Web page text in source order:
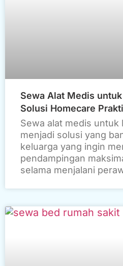
Sewa Alat Medis
Solusi Homecare
Sewa alat medis untuk
menjadi solusi yang
keluarga yang ingin
pendampingan
selama menjalani